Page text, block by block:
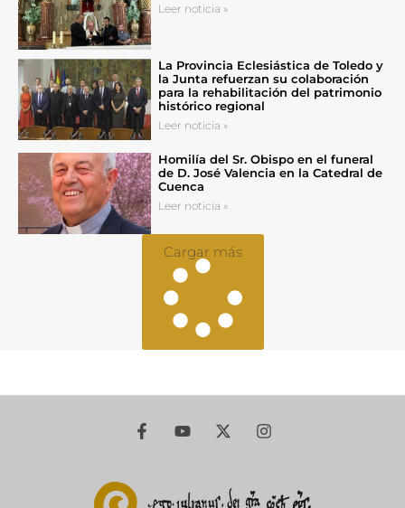
Leer noticia »
La Provincia Eclesiástica de Toledo y
la Junta refuerzan su colaboración
para la rehabilitación del patrimonio
histórico regional
Leer noticia »
Homilía del Sr. Obispo en el funeral
de D. José Valencia en la Catedral de
Cuenca
Leer noticia »
Cargar más